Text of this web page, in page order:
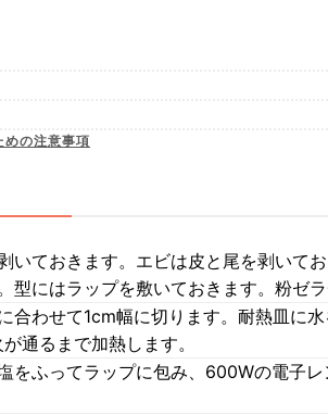
めの注意事項
いておきます。エビは皮と尾を剥いて
型にはラップを敷いておきます。粉ゼ
合わせて1cm幅に切ります。耐熱皿に
通るまで加熱します。
をふってラップに包み、600Wの電子